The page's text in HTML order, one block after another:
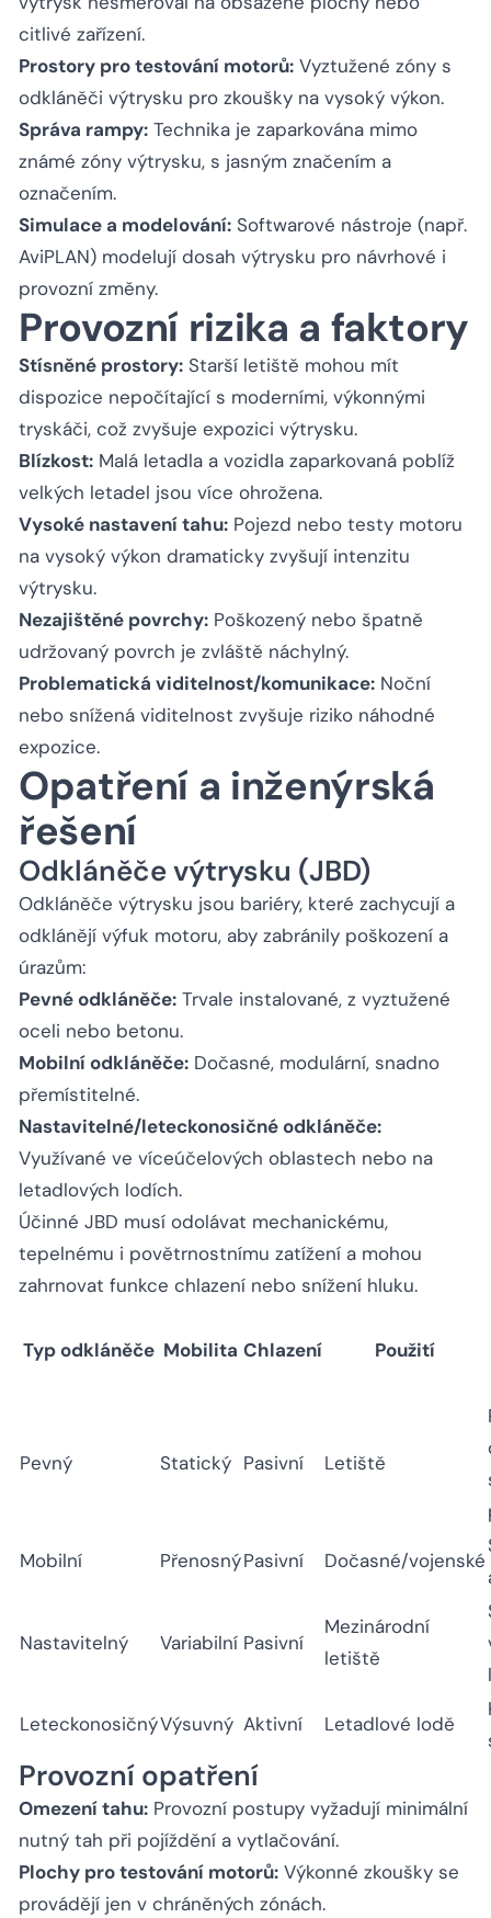
citlivé zařízení.
Prostory pro testování motorů: Vyztužené zóny s
odkláněči výtrysku pro zkoušky na vysoký výkon.
Správa rampy: Technika je zaparkována mimo
známé zóny výtrysku, s jasným značením a
označením.
Simulace a modelování: Softwarové nástroje (např.
AviPLAN) modelují dosah výtrysku pro návrhové i
provozní změny.
Provozní rizika a faktory
Stísněné prostory: Starší letiště mohou mít
dispozice nepočítající s moderními, výkonnými
tryskáči, což zvyšuje expozici výtrysku.
Blízkost: Malá letadla a vozidla zaparkovaná poblíž
velkých letadel jsou více ohrožena.
Vysoké nastavení tahu: Pojezd nebo testy motoru
na vysoký výkon dramaticky zvyšují intenzitu
výtrysku.
Nezajištěné povrchy: Poškozený nebo špatně
udržovaný povrch je zvláště náchylný.
Problematická viditelnost/komunikace: Noční
nebo snížená viditelnost zvyšuje riziko náhodné
expozice.
Opatření a inženýrská
řešení
Odkláněče výtrysku (JBD)
Odkláněče výtrysku jsou bariéry, které zachycují a
odklánějí výfuk motoru, aby zabránily poškození a
úrazům:
Pevné odkláněče: Trvale instalované, z vyztužené
oceli nebo betonu.
Mobilní odkláněče: Dočasné, modulární, snadno
přemístitelné.
Nastavitelné/leteckonosičné odkláněče:
Využívané ve víceúčelových oblastech nebo na
letadlových lodích.
Účinné JBD musí odolávat mechanickému,
tepelnému i povětrnostnímu zatížení a mohou
zahrnovat funkce chlazení nebo snížení hluku.
Typ odkláněče Mobilita Chlazení Použití
Pevný Statický Pasivní Letiště
Mobilní PřenosnýPasivní Dočasné/vojenské
Nastavitelný Variabilní Pasivní
Mezinárodní
letiště
LeteckonosičnýVýsuvný Aktivní Letadlové lodě
Provozní opatření
Omezení tahu: Provozní postupy vyžadují minimální
nutný tah při pojíždění a vytlačování.
Plochy pro testování motorů: Výkonné zkoušky se
provádějí jen v chráněných zónách.